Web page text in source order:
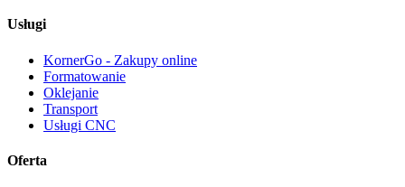
Usługi
KornerGo - Zakupy online
Formatowanie
Oklejanie
Transport
Usługi CNC
Oferta